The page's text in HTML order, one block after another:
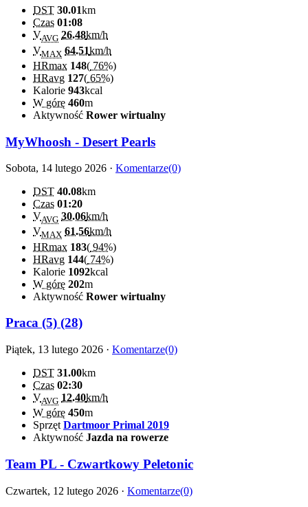
DST 30.01km
Czas 01:08
VAVG 26.48km/h
VMAX 64.51km/h
HRmax 148( 76%)
HRavg 127( 65%)
Kalorie 943kcal
W górę 460m
Aktywność Rower wirtualny
MyWhoosh - Desert Pearls
Sobota, 14 lutego 2026 · Komentarze(0)
DST 40.08km
Czas 01:20
VAVG 30.06km/h
VMAX 61.56km/h
HRmax 183( 94%)
HRavg 144( 74%)
Kalorie 1092kcal
W górę 202m
Aktywność Rower wirtualny
Praca (5) (28)
Piątek, 13 lutego 2026 · Komentarze(0)
DST 31.00km
Czas 02:30
VAVG 12.40km/h
W górę 450m
Sprzęt Dartmoor Primal 2019
Aktywność Jazda na rowerze
Team PL - Czwartkowy Peletonic
Czwartek, 12 lutego 2026 · Komentarze(0)